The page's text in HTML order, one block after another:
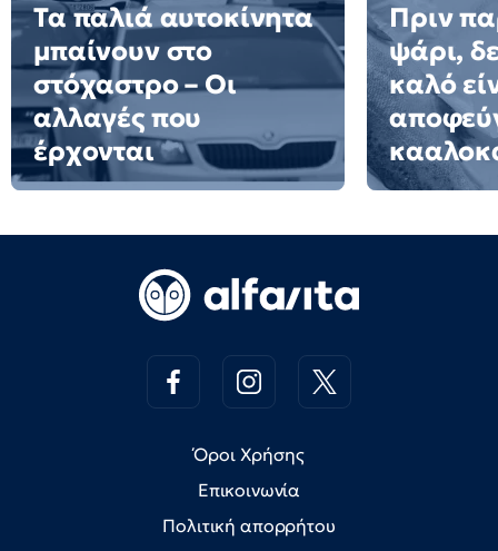
Τα παλιά αυτοκίνητα
μπαίνουν στο
στόχαστρο – Οι
αλλαγές που
έρχονται
Πριν
ψάρι,
καλό
Όροι Χρήσης
Επικοινωνία
Πολιτική απορρήτου